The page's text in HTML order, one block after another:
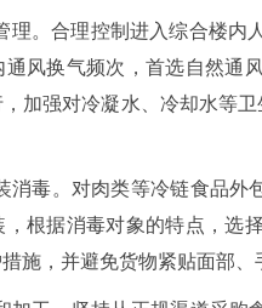
理。合理控制进入综合楼内
风换气频次，首选自然通
加强对冷凝水、冷却水等
消毒。对肉类等冷链食品
根据消毒对象的特点，选
施，并避免货物紧贴面部、